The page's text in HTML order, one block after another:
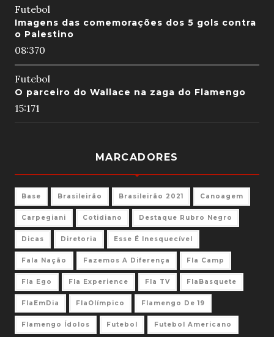
Futebol
Imagens das comemorações dos 5 gols contra
o Palestino
08:370
Futebol
O parceiro do Wallace na zaga do Flamengo
15:171
MARCADORES
Base Brasileirão Brasileirão 2021 Canoagem
Carpegiani Cotidiano Destaque Rubro Negro
Dicas Diretoria Esse É Inesquecível
Fala Nação Fazemos A Diferença Fla Camp
Fla Ego Fla Experience Fla TV FlaBasquete
FlaEmDia FlaOlímpico Flamengo De 19
Flamengo Ídolos Futebol Futebol Americano